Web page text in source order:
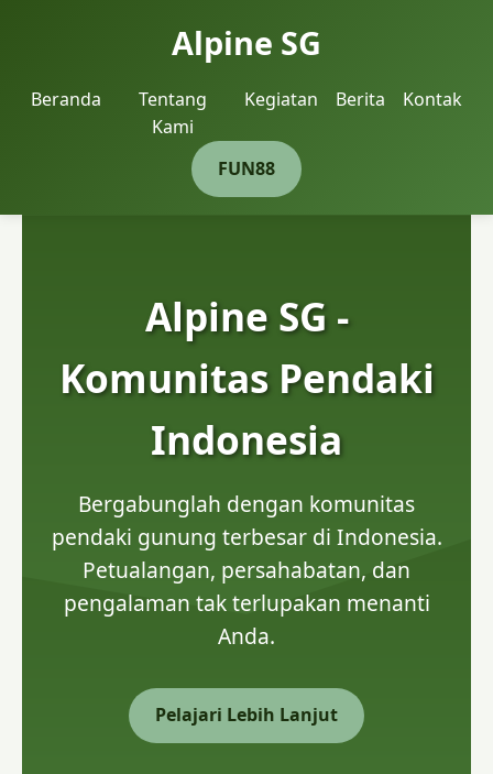
Alpine SG
Beranda
Tentang
Kami
Kegiatan Berita Kontak
FUN88
Alpine SG -
Komunitas Pendaki
Indonesia
Bergabunglah dengan komunitas
pendaki gunung terbesar di Indonesia.
Petualangan, persahabatan, dan
pengalaman tak terlupakan menanti
Anda.
Pelajari Lebih Lanjut